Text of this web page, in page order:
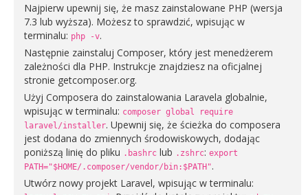
Najpierw upewnij się, że masz zainstalowane PHP (wersja
7.3 lub wyższa). Możesz to sprawdzić, wpisując w
terminalu: php -v.
Następnie zainstaluj Composer, który jest menedżerem
zależności dla PHP. Instrukcje znajdziesz na oficjalnej
stronie getcomposer.org.
Użyj Composera do zainstalowania Laravela globalnie,
wpisując w terminalu: composer global require
laravel/installer. Upewnij się, że ścieżka do composera
jest dodana do zmiennych środowiskowych, dodając
poniższą linię do pliku .bashrc lub .zshrc: export
PATH="$HOME/.composer/vendor/bin:$PATH".
Utwórz nowy projekt Laravel, wpisując w terminalu: